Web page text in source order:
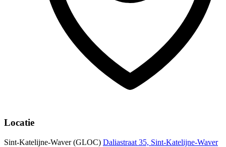
Locatie
Sint-Katelijne-Waver (GLOC) Daliastraat 35, Sint-Katelijne-Waver